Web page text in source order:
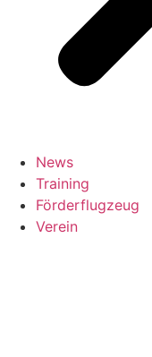
News
Training
Förderflugzeug
Verein